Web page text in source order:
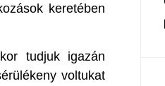
keretében
tudjuk igazán
voltukat